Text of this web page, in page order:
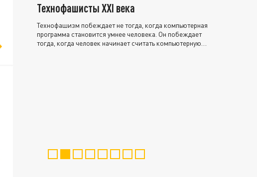
Технофашисты XXI века
Технофашизм побеждает не тогда, когда компьютерная
программа становится умнее человека. Он побеждает
тогда, когда человек начинает считать компьютерную